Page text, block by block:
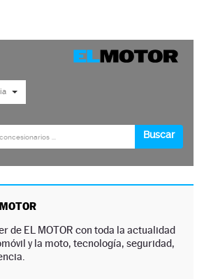
MOTOR
de EL MOTOR con toda la actualidad
y la moto, tecnología, seguridad,